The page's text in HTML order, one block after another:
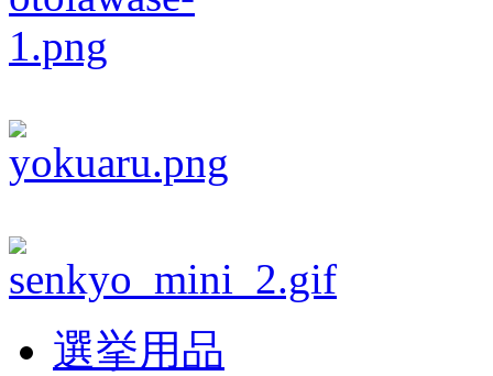
選挙用品